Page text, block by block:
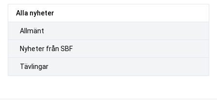
Alla nyheter
Allmänt
Nyheter från SBF
Tävlingar